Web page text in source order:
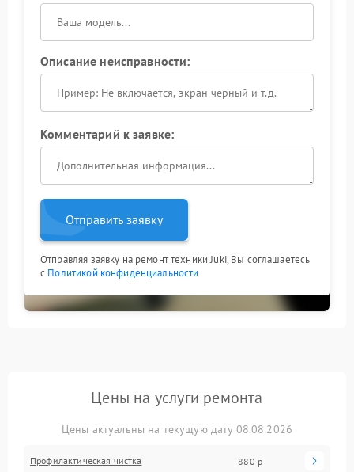
Описание неисправности:
Комментарий к заявке:
Отправить заявку
Отправляя заявку на ремонт техники Juki, Вы соглашаетесь
с Политикой конфиденциальности
Цены на услуги ремонта
Цены актуальны на текущую дату 08.08.2026
Профилактическая чистка 880 р